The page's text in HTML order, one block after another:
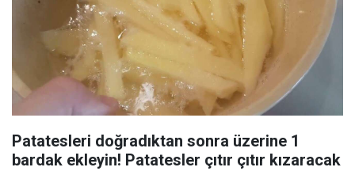
Patatesleri doğradıktan sonra üzerine 1
bardak ekleyin! Patatesler çıtır çıtır kızaracak